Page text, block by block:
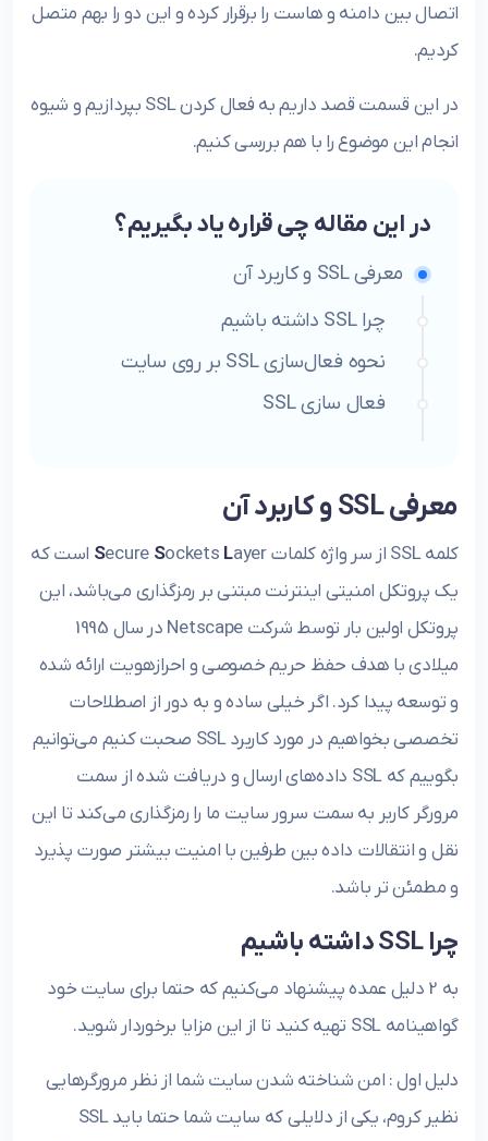
اتصال بین دامنه و هاست را برقرار کرده و این دو را بهم متصل
کردیم.
در این قسمت قصد داریم به فعال کردن SSL بپردازیم و شیوه
انجام این موضوع را با هم بررسی کنیم.
در این مقاله چی قراره یاد بگیریم؟
معرفی SSL و کاربرد آن
چرا SSL داشته باشیم
نحوه فعال‌سازی SSL بر روی سایت
فعال سازی SSL
معرفی SSL و کاربرد آن
کلمه SSL از سر واژه کلمات Secure Sockets L
ayer است که
یک پروتکل امنیتی اینترنت مبتنی بر رمزگذاری می‌باشد، این
پروتکل اولین بار توسط شرکت Netscape در سال 1995
میلادی با هدف حفظ حریم خصوصی و احرازهویت ارائه شده
و توسعه پیدا کرد. اگر خیلی ساده و به دور از اصطلاحات
تخصصی بخواهیم در مورد کاربرد SSL صحبت کنیم می‌توانیم
بگوییم که SSL داده‌های ارسال و دریافت شده از سمت
مرورگر کاربر به سمت سرور سایت ما را رمزگذاری می‌کند تا این
نقل و انتقالات داده بین طرفین با امنیت بیشتر صورت پذیرد
و مطمئن تر باشد.
چرا SSL داشته باشیم
به 2 دلیل عمده پیشنهاد می‌کنیم که حتما برای سایت خود
گواهینامه SSL تهیه کنید تا از این مزایا برخوردار شوید.
دلیل اول : امن شناخته شدن سایت‌ شما از نظر مرورگرهایی
نظیر کروم، یکی از دلایلی که سایت شما حتما باید SSL